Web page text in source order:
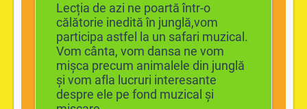
Lecția de azi ne poartă într-o
călătorie inedită în junglă,vom
participa astfel la un safari muzical.
Vom cânta, vom dansa ne vom
mișca precum animalele din junglă
și vom afla lucruri interesante
despre ele pe fond muzical și